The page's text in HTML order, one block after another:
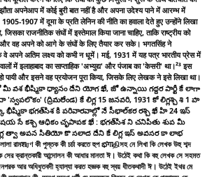
अपनेआप में कोई बुरी बात नहीं है और अपना उदेश्य पाने में आरम्भ में
1907 में दूमा के प्रति लेनिन की नीति का हवाला देते हुए उन्होंने लिखा
राजनीतिक संघों में इस्तेमाल किया जाना चाहिए, ताकि राष्ट्रीय को
वह अपने को आगे के संघों के लिए तैयार कर सके। भगतसिंह ने
वे अपने अतिम लक्ष्य को कभी न धूमें। मई, 1931 में यह पत्र भारतीय प्रेस में
में इलाहाबाद का साप्ताहिक 'अभ्युद्य' और पंजाब का 'केसरी' था।²³ इस
पायी और इसने वह प्रयोजन पूरा किया, जिसके लिए लेखक ने इसे लिखा था।
మీ వశ భీష్మికా ధ్యానం దేని యోగ ఖే, జో ఉన్నాయి గద్దర పార్టీ కే లాగా
(ద్రిమలేండ) కే లిగ్ల 15 జనవరి, 1931 కో లిగ్లశ్చి శి 1 హ
భీష్మికా భగత్‌సిశ కి పరివారవాల్లో నే సీభాల్‌కర రశ్చి ఖే హి 24 ఇస్
విషయ సే కశ్చి ఆధికం చృపాపక ఖే : భగత్‌సిశ ని చనిపితు శుప మీ
త్వా అపన సితియో కొ సలాద దేని కే లిగ్ల ఇస్ అవసర కా లాభ
কী পুস্তক কী চর্চা করতে হুপ భगाதிসহ নে লিখা কি লেখক উহু শব্দ
ক্রান্তকারী আন্দোলন কী আধার মানতা ঈ। উঠেই কথা কি বহু লেখক সে সহমত
আর অধিধুতবদী হ্যাল্যা করত হজ্ঞক বহু স্বয় ধীতকথাদী ঈ। উঠেই ইথর মে